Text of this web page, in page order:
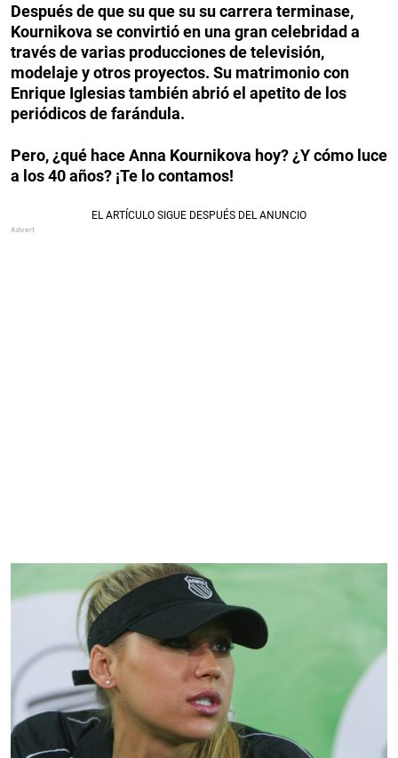
Después de que su que su su carrera terminase,
Kournikova se convirtió en una gran celebridad a
través de varias producciones de televisión,
modelaje y otros proyectos. Su matrimonio con
Enrique Iglesias también abrió el apetito de los
periódicos de farándula.
Pero, ¿qué hace Anna Kournikova hoy? ¿Y cómo luce
a los 40 años? ¡Te lo contamos!